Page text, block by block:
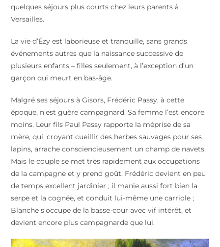
quelques séjours plus courts chez leurs parents à
Versailles.
La vie d’Ézy est laborieuse et tranquille, sans grands
événements autres que la naissance successive de
plusieurs enfants – filles seulement, à l’exception d’un
garçon qui meurt en bas-âge.
Malgré ses séjours à Gisors, Frédéric Passy, à cette
époque, n’est guère campagnard. Sa femme l’est encore
moins. Leur fils Paul Passy rapporte la méprise de sa
mère, qui, croyant cueillir des herbes sauvages pour ses
lapins, arrache consciencieusement un champ de navets.
Mais le couple se met très rapidement aux occupations
de la campagne et y prend goût. Frédéric devient en peu
de temps excellent jardinier ; il manie aussi fort bien la
serpe et la cognée, et conduit lui-même une carriole ;
Blanche s’occupe de la basse-cour avec vif intérêt, et
devient encore plus campagnarde que lui.